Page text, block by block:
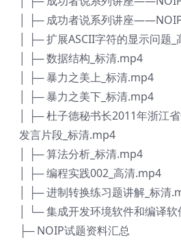
│ ├─ 成功者说系列讲座
│ ├─ 扩展ASCII字符的显示问题
│ ├─ 数据结构_标清.mp4
│ ├─ 暴力之美上_标清.mp4
│ ├─ 暴力之美下_标清.mp4
│ ├─ 杜子德秘书长2011年浙江
发言片段_标清.mp4
│ ├─ 算法分析_标清.mp4
│ ├─ 编程实践002_高清.mp4
│ ├─ 进制转换练习题讲解_标清
│ └─ 集成开发环境软件和编译
├─ NOIP试题资料汇总